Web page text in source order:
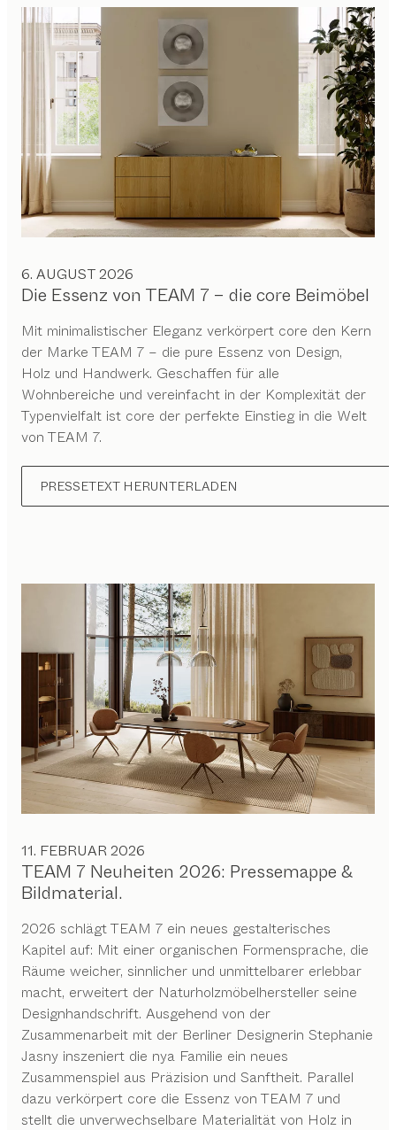
6. AUGUST 2026
Die Essenz von TEAM 7 – die core Beimöbel
Mit minimalistischer Eleganz verkörpert core den Kern
der Marke TEAM 7 – die pure Essenz von Design,
Holz und Handwerk. Geschaffen für alle
Wohnbereiche und vereinfacht in der Komplexität der
Typenvielfalt ist core der perfekte Einstieg in die Welt
von TEAM 7.
PRESSETEXT HERUNTERLADEN
11. FEBRUAR 2026
TEAM 7 Neuheiten 2026: Pressemappe &
Bildmaterial.
2026 schlägt TEAM 7 ein neues gestalterisches
Kapitel auf: Mit einer organischen Formensprache, die
Räume weicher, sinnlicher und unmittelbarer erlebbar
macht, erweitert der Naturholzmöbelhersteller seine
Designhandschrift. Ausgehend von der
Zusammenarbeit mit der Berliner Designerin Stephanie
Jasny inszeniert die nya Familie ein neues
Zusammenspiel aus Präzision und Sanftheit. Parallel
dazu verkörpert core die Essenz von TEAM 7 und
stellt die unverwechselbare Materialität von Holz in